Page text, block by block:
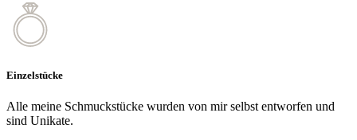
Einzelstücke
Alle meine Schmuckstücke wurden von mir selbst entworfen und
sind Unikate.